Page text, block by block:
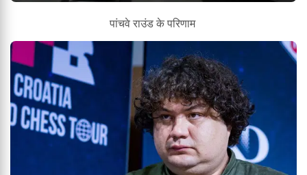
पांचवे राउंड के परिणाम